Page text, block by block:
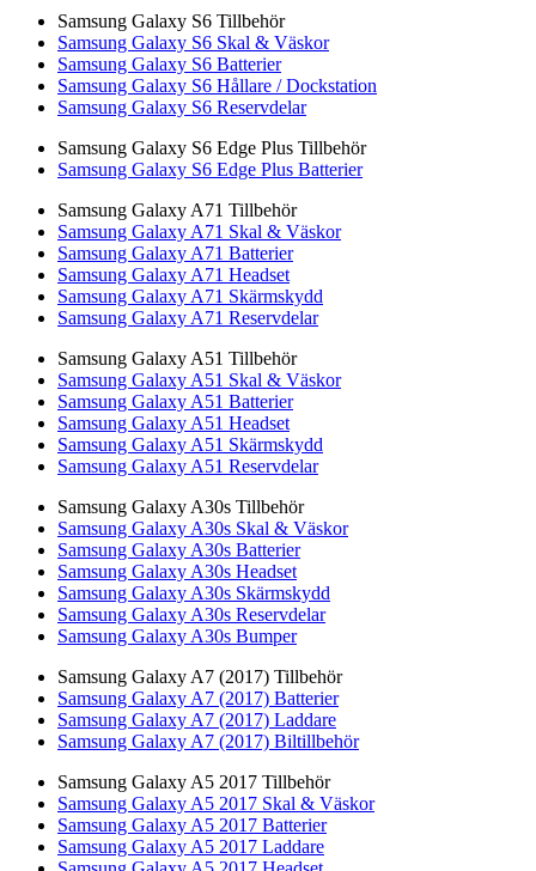
Samsung Galaxy S6 Tillbehör
Samsung Galaxy S6 Skal & Väskor
Samsung Galaxy S6 Batterier
Samsung Galaxy S6 Hållare / Dockstation
Samsung Galaxy S6 Reservdelar
Samsung Galaxy S6 Edge Plus Tillbehör
Samsung Galaxy S6 Edge Plus Batterier
Samsung Galaxy A71 Tillbehör
Samsung Galaxy A71 Skal & Väskor
Samsung Galaxy A71 Batterier
Samsung Galaxy A71 Headset
Samsung Galaxy A71 Skärmskydd
Samsung Galaxy A71 Reservdelar
Samsung Galaxy A51 Tillbehör
Samsung Galaxy A51 Skal & Väskor
Samsung Galaxy A51 Batterier
Samsung Galaxy A51 Headset
Samsung Galaxy A51 Skärmskydd
Samsung Galaxy A51 Reservdelar
Samsung Galaxy A30s Tillbehör
Samsung Galaxy A30s Skal & Väskor
Samsung Galaxy A30s Batterier
Samsung Galaxy A30s Headset
Samsung Galaxy A30s Skärmskydd
Samsung Galaxy A30s Reservdelar
Samsung Galaxy A30s Bumper
Samsung Galaxy A7 (2017) Tillbehör
Samsung Galaxy A7 (2017) Batterier
Samsung Galaxy A7 (2017) Laddare
Samsung Galaxy A7 (2017) Biltillbehör
Samsung Galaxy A5 2017 Tillbehör
Samsung Galaxy A5 2017 Skal & Väskor
Samsung Galaxy A5 2017 Batterier
Samsung Galaxy A5 2017 Laddare